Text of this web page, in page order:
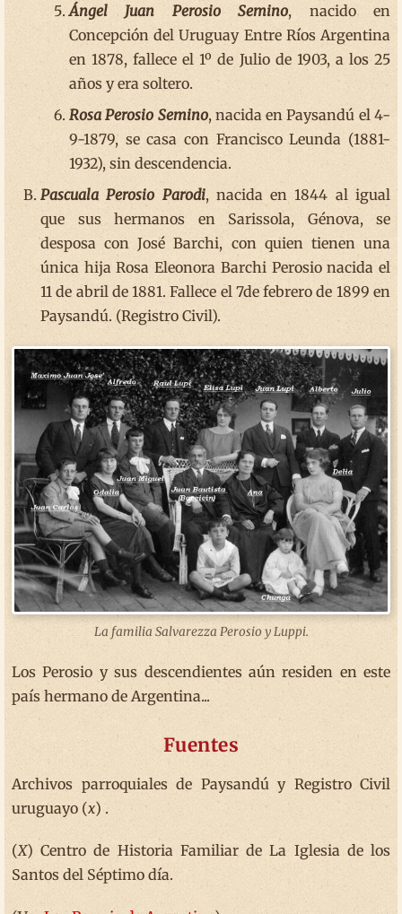
Ángel Juan Perosio Semino, nacido en
Concepción del Uruguay Entre Ríos Argentina
en 1878, fallece el 1º de Julio de 1903, a los 25
años y era soltero.
Rosa Perosio Semino, nacida en Paysandú el 4-
9-1879, se casa con Francisco Leunda (1881-
1932), sin descendencia.
Pascuala Perosio Parodi, nacida en 1844 al igual
que sus hermanos en Sarissola, Génova, se
desposa con José Barchi, con quien tienen una
única hija Rosa Eleonora Barchi Perosio nacida el
11 de abril de 1881. Fallece el 7de febrero de 1899 en
Paysandú. (Registro Civil).
La familia Salvarezza Perosio y Luppi.
Los Perosio y sus descendientes aún residen en este
país hermano de Argentina...
Fuentes
Archivos parroquiales de Paysandú y Registro Civil
uruguayo (x) .
(X) Centro de Historia Familiar de La Iglesia de los
Santos del Séptimo día.